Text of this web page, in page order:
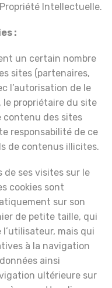
Intellectuelle.
:
un certain nombre
sites (partenaires,
l’autorisation de le
le propriétaire du site
contenu des sites
responsabilité de ce
de contenus illicites.
de ses visites sur le
cookies sont
sur son
de petite taille, qui
mais qui
à la navigation
ainsi
ultérieure sur